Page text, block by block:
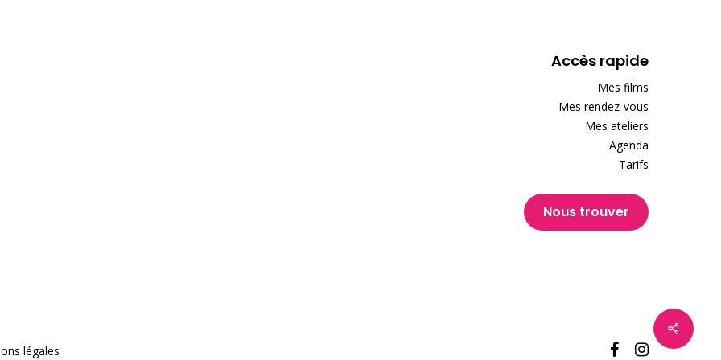
Accès rapide
Mes films
Mes rendez-vous
Mes ateliers
Agenda
Tarifs
Nous trouver
légales facebookinstagram